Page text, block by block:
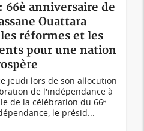
anniversaire de
Ouattara
réformes et les
pour une nation
jeudi lors de son allocution
de l'indépendance à
de la célébration du 66ᵉ
le présid...